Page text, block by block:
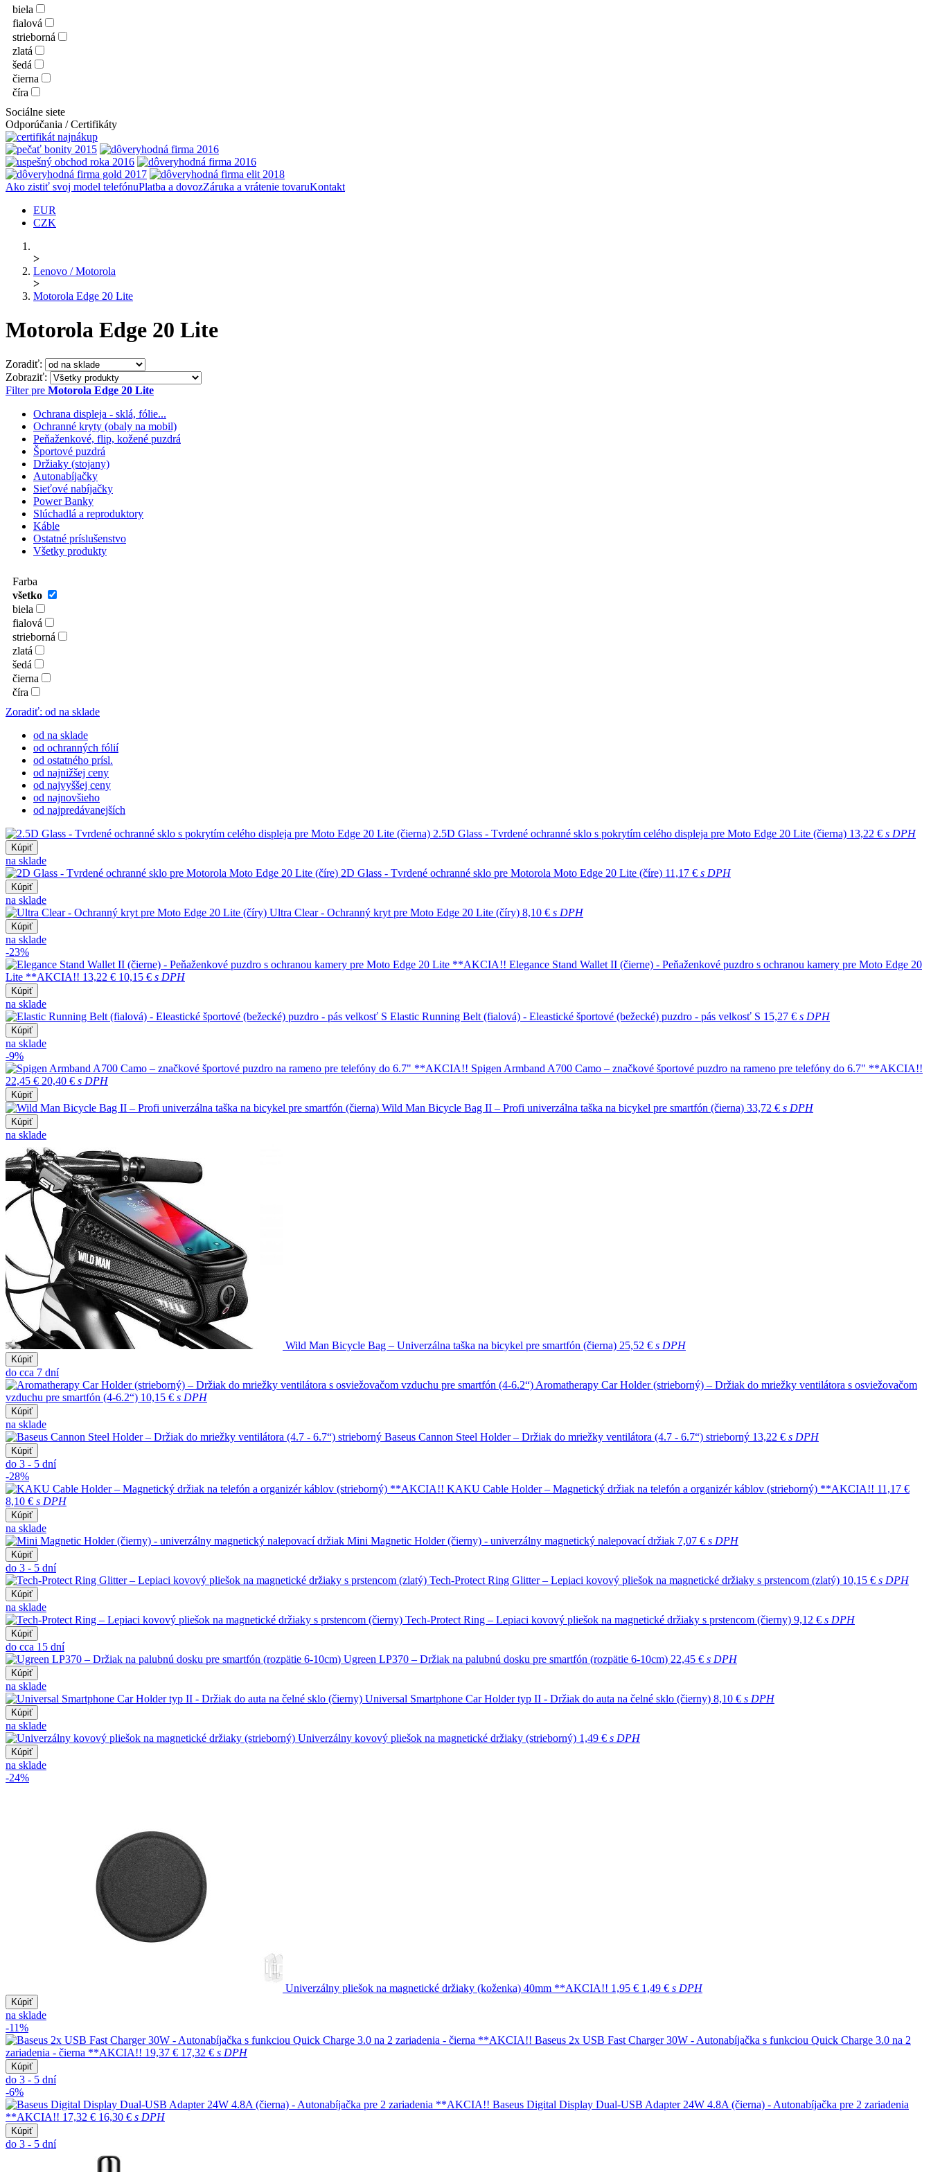
biela
fialová
strieborná
zlatá
šedá
čierna
číra
Sociálne siete
Odporúčania / Certifikáty
Ako zistiť svoj model telefónuPlatba a dovozZáruka a vrátenie tovaruKontakt
EUR
CZK
>
Lenovo / Motorola
>
Motorola Edge 20 Lite
Motorola Edge 20 Lite
Zoradiť:
Zobraziť:
Filter pre Motorola Edge 20 Lite
Ochrana displeja - sklá, fólie...
Ochranné kryty (obaly na mobil)
Peňaženkové, flip, kožené puzdrá
Športové puzdrá
Držiaky (stojany)
Autonabíjačky
Sieťové nabíjačky
Power Banky
Slúchadlá a reproduktory
Káble
Ostatné príslušenstvo
Všetky produkty
Farba
všetko
biela
fialová
strieborná
zlatá
šedá
čierna
číra
Zoradiť: od na sklade
od na sklade
od ochranných fólií
od ostatného prísl.
od najnižšej ceny
od najvyššej ceny
od najnovšieho
od najpredávanejších
2.5D Glass - Tvrdené ochranné sklo s pokrytím celého displeja pre Moto Edge 20 Lite (čierna) 13,22 € s DPH
Kúpiť
na sklade
2D Glass - Tvrdené ochranné sklo pre Motorola Moto Edge 20 Lite (číre) 11,17 € s DPH
Kúpiť
na sklade
Ultra Clear - Ochranný kryt pre Moto Edge 20 Lite (číry) 8,10 € s DPH
Kúpiť
na sklade
-23%
Elegance Stand Wallet II (čierne) - Peňaženkové puzdro s ochranou kamery pre Moto Edge 20
Lite **AKCIA!! 13,22 € 10,15 € s DPH
Kúpiť
na sklade
Elastic Running Belt (fialová) - Eleastické športové (bežecké) puzdro - pás velkosť S 15,27 € s DPH
Kúpiť
na sklade
-9%
Spigen Armband A700 Camo – značkové športové puzdro na rameno pre telefóny do 6.7" **AKCIA!!
22,45 € 20,40 € s DPH
Kúpiť
Wild Man Bicycle Bag II – Profi univerzálna taška na bicykel pre smartfón (čierna) 33,72 € s DPH
Kúpiť
na sklade
Wild Man Bicycle Bag – Univerzálna taška na bicykel pre smartfón (čierna) 25,52 € s DPH
Kúpiť
do cca 7 dní
Aromatherapy Car Holder (strieborný) – Držiak do mriežky ventilátora s osviežovačom
vzduchu pre smartfón (4-6.2“) 10,15 € s DPH
Kúpiť
na sklade
Baseus Cannon Steel Holder – Držiak do mriežky ventilátora (4.7 - 6.7“) strieborný 13,22 € s DPH
Kúpiť
do 3 - 5 dní
-28%
KAKU Cable Holder – Magnetický držiak na telefón a organizér káblov (strieborný) **AKCIA!! 11,17 €
8,10 € s DPH
Kúpiť
na sklade
Mini Magnetic Holder (čierny) - univerzálny magnetický nalepovací držiak 7,07 € s DPH
Kúpiť
do 3 - 5 dní
Tech-Protect Ring Glitter – Lepiaci kovový pliešok na magnetické držiaky s prstencom (zlatý) 10,15 € s DPH
Kúpiť
na sklade
Tech-Protect Ring – Lepiaci kovový pliešok na magnetické držiaky s prstencom (čierny) 9,12 € s DPH
Kúpiť
do cca 15 dní
Ugreen LP370 – Držiak na palubnú dosku pre smartfón (rozpätie 6-10cm) 22,45 € s DPH
Kúpiť
na sklade
Universal Smartphone Car Holder typ II - Držiak do auta na čelné sklo (čierny) 8,10 € s DPH
Kúpiť
na sklade
Univerzálny kovový pliešok na magnetické držiaky (strieborný) 1,49 € s DPH
Kúpiť
na sklade
-24%
Univerzálny pliešok na magnetické držiaky (koženka) 40mm **AKCIA!! 1,95 € 1,49 € s DPH
Kúpiť
na sklade
-11%
Baseus 2x USB Fast Charger 30W - Autonabíjačka s funkciou Quick Charge 3.0 na 2
zariadenia - čierna **AKCIA!! 19,37 € 17,32 € s DPH
Kúpiť
do 3 - 5 dní
-6%
Baseus Digital Display Dual-USB Adapter 24W 4.8A (čierna) - Autonabíjačka pre 2 zariadenia
**AKCIA!! 17,32 € 16,30 € s DPH
Kúpiť
do 3 - 5 dní